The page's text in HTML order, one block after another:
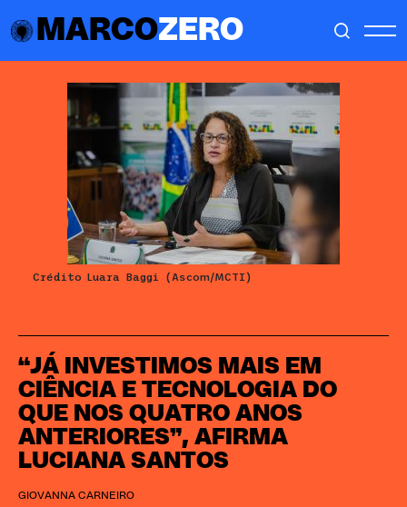
MARCOZERO
“JÁ INVESTIMOS MAIS EM
CIÊNCIA E TECNOLOGIA DO
QUE NOS QUATRO ANOS
ANTERIORES”, AFIRMA
LUCIANA SANTOS
GIOVANNA CARNEIRO
Crédito Luara Baggi (Ascom/MCTI)